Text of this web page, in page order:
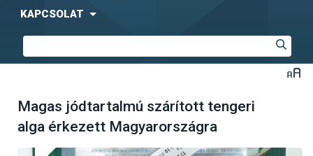
KAPCSOLAT
Magas jódtartalmú szárított tengeri
alga érkezett Magyarországra